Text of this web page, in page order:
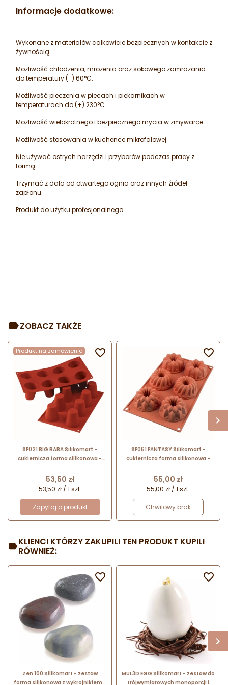
Informacje dodatkowe:
Wykonane z materiałów całkowicie bezpiecznych w kontakcie z
żywnością.
Możliwość chłodzenia, mrożenia oraz sokowego zamrażania
do temperatury (-) 60°C.
Możliwość pieczenia w piecach i piekarnikach w
temperaturach do (+) 230°C.
Możliwość wielokrotnego i bezpiecznego mycia w zmywarce.
Możliwość stosowania w kuchence mikrofalowej.
Nie używać ostrych narzędzi i przyborów podczas pracy z
formą.
Trzymać z dala od otwartego ognia oraz innych źródeł
zapłonu.
Produkt do użytku profesjonalnego.
ZOBACZ TAKŻE
Produkt na zamówienie
SF021 BIG BABA Silikomart -
cukiernicza forma silikonowa -
mm / poj. 92 ml x 8 porcji
Cena
53,50 zł
53,50 zł / 1 szt.
Zapytaj o produkt

SF061 FANTASY Silikomart -
cukiernicza forma silikonowa -
40 mm / poj. 100 ml x 6 porcji
Cena
55,00 zł
55,00 zł / 1 szt.
Chwilowy brak

KLIENCI KTÓRZY ZAKUPILI TEN PRODUKT KUPILI
RÓWNIEŻ:
Zen 100 Silikomart - zestaw
forma silikonowa z wykrojnikiem -

MUL3D EGG Silikomart - zestaw do
trójwymiarowych monoporcji i
